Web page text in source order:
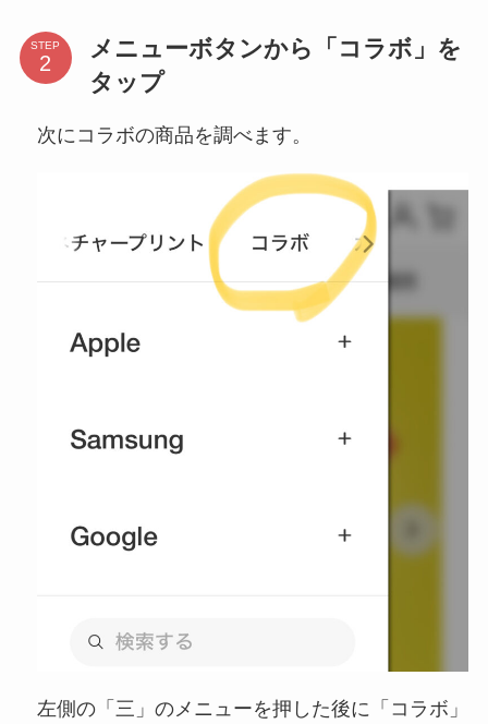
STEP
メニューボタンから「コラボ」を
タップ
次にコラボの商品を調べます。
左側の「三」のメニューを押した後に「コラボ」